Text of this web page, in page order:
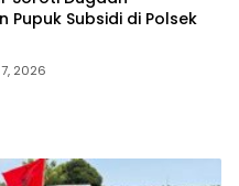
Pupuk Subsidi di Polsek
2026